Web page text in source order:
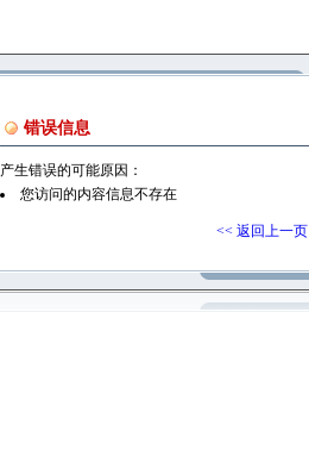
错误信息
产生错误的可能原因：
您访问的内容信息不存在
<< 返回上一页